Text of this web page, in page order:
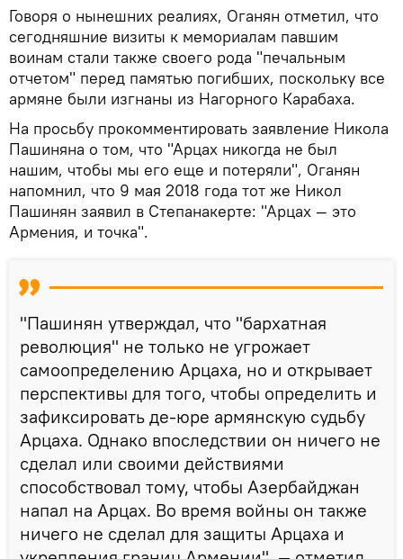
Говоря о нынешних реалиях, Оганян отметил, что
сегодняшние визиты к мемориалам павшим
воинам стали также своего рода "печальным
отчетом" перед памятью погибших, поскольку все
армяне были изгнаны из Нагорного Карабаха.
На просьбу прокомментировать заявление Никола
Пашиняна о том, что "Арцах никогда не был
нашим, чтобы мы его еще и потеряли", Оганян
напомнил, что 9 мая 2018 года тот же Никол
Пашинян заявил в Степанакерте: "Арцах — это
Армения, и точка".
"Пашинян утверждал, что "бархатная
революция" не только не угрожает
самоопределению Арцаха, но и открывает
перспективы для того, чтобы определить и
зафиксировать де-юре армянскую судьбу
Арцаха. Однако впоследствии он ничего не
сделал или своими действиями
способствовал тому, чтобы Азербайджан
напал на Арцах. Во время войны он также
ничего не сделал для защиты Арцаха и